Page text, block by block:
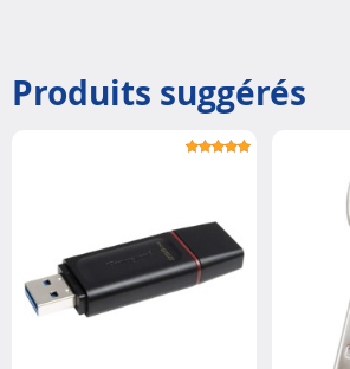
Produits suggérés